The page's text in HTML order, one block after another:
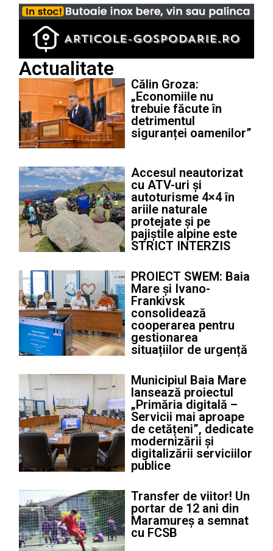
Actualitate
Călin Groza:
„Economiile nu
trebuie făcute în
detrimentul
siguranței oamenilor”
Accesul neautorizat
cu ATV-uri și
autoturisme 4×4 în
ariile naturale
protejate și pe
pajiștile alpine este
STRICT INTERZIS
PROIECT SWEM: Baia
Mare și Ivano-
Frankivsk
consolidează
cooperarea pentru
gestionarea
situațiilor de urgență
Municipiul Baia Mare
lansează proiectul
„Primăria digitală –
Servicii mai aproape
de cetățeni”, dedicate
modernizării și
digitalizării serviciilor
publice
Transfer de viitor! Un
portar de 12 ani din
Maramureș a semnat
cu FCSB